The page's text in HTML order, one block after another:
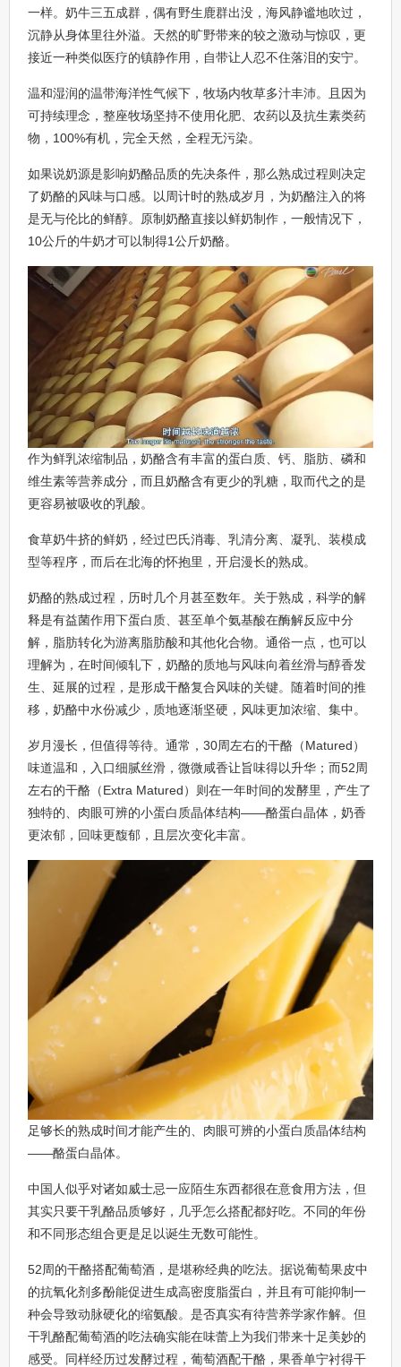
一样。奶牛三五成群，偶有野生鹿群出没，海风静谧地吹过，
沉静从身体里往外溢。天然的旷野带来的较之激动与惊叹，更
接近一种类似医疗的镇静作用，自带让人忍不住落泪的安宁。
温和湿润的温带海洋性气候下，牧场内牧草多汁丰沛。且因为
可持续理念，整座牧场坚持不使用化肥、农药以及抗生素类药
物，100%有机，完全天然，全程无污染。
如果说奶源是影响奶酪品质的先决条件，那么熟成过程则决定
了奶酪的风味与口感。以周计时的熟成岁月，为奶酪注入的将
是无与伦比的鲜醇。原制奶酪直接以鲜奶制作，一般情况下，
10公斤的牛奶才可以制得1公斤奶酪。
作为鲜乳浓缩制品，奶酪含有丰富的蛋白质、钙、脂肪、磷和
维生素等营养成分，而且奶酪含有更少的乳糖，取而代之的是
更容易被吸收的乳酸。
食草奶牛挤的鲜奶，经过巴氏消毒、乳清分离、凝乳、装模成
型等程序，而后在北海的怀抱里，开启漫长的熟成。
奶酪的熟成过程，历时几个月甚至数年。关于熟成，科学的解
释是有益菌作用下蛋白质、甚至单个氨基酸在酶解反应中分
解，脂肪转化为游离脂肪酸和其他化合物。通俗一点，也可以
理解为，在时间倾轧下，奶酪的质地与风味向着丝滑与醇香发
生、延展的过程，是形成干酪复合风味的关键。随着时间的推
移，奶酪中水份减少，质地逐渐坚硬，风味更加浓缩、集中。
岁月漫长，但值得等待。通常，30周左右的干酪（Matured）
味道温和，入口细腻丝滑，微微咸香让旨味得以升华；而52周
左右的干酪（Extra Matured）则在一年时间的发酵里，产生了
独特的、肉眼可辨的小蛋白质晶体结构——酪蛋白晶体，奶香
更浓郁，回味更馥郁，且层次变化丰富。
足够长的熟成时间才能产生的、肉眼可辨的小蛋白质晶体结构
——酪蛋白晶体。
中国人似乎对诸如威士忌一应陌生东西都很在意食用方法，但
其实只要干乳酪品质够好，几乎怎么搭配都好吃。不同的年份
和不同形态组合更是足以诞生无数可能性。
52周的干酪搭配葡萄酒，是堪称经典的吃法。据说葡萄果皮中
的抗氧化剂多酚能促进生成高密度脂蛋白，并且有可能抑制一
种会导致动脉硬化的缩氨酸。是否真实有待营养学家作解。但
干乳酪配葡萄酒的吃法确实能在味蕾上为我们带来十足美妙的
感受。同样经历过发酵过程，葡萄酒配干酪，果香单宁衬得干